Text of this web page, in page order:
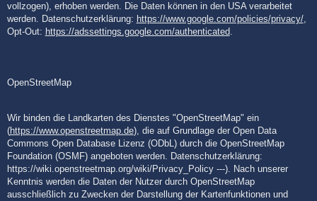
vollzogen), erhoben werden. Die Daten können in den USA verarbeitet
werden. Datenschutzerklärung: https://www.google.com/policies/privacy/,
Opt-Out: https://adssettings.google.com/authenticated.
OpenStreetMap
Wir binden die Landkarten des Dienstes "OpenStreetMap" ein
(https://www.openstreetmap.de), die auf Grundlage der Open Data
Commons Open Database Lizenz (ODbL) durch die OpenStreetMap
Foundation (OSMF) angeboten werden. Datenschutzerklärung:
https://wiki.openstreetmap.org/wiki/Privacy_Policy ---). Nach unserer
Kenntnis werden die Daten der Nutzer durch OpenStreetMap
ausschließlich zu Zwecken der Darstellung der Kartenfunktionen und